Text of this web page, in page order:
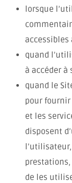
lorsque
accessibles
quand
à accéder à
quand le
pour
et les
disposent
de les